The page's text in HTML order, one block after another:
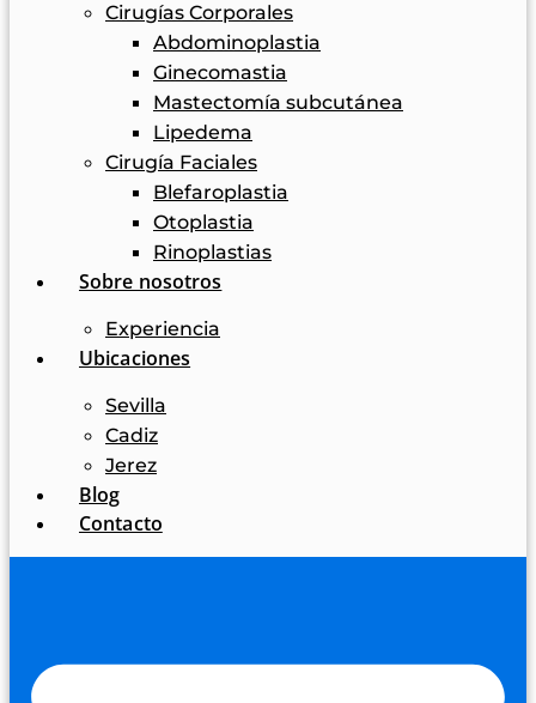
Cirugías Corporales
Abdominoplastia
Ginecomastia
Mastectomía subcutánea
Lipedema
Cirugía Faciales
Blefaroplastia
Otoplastia
Rinoplastias
Sobre nosotros
Experiencia
Ubicaciones
Sevilla
Cadiz
Jerez
Blog
Contacto